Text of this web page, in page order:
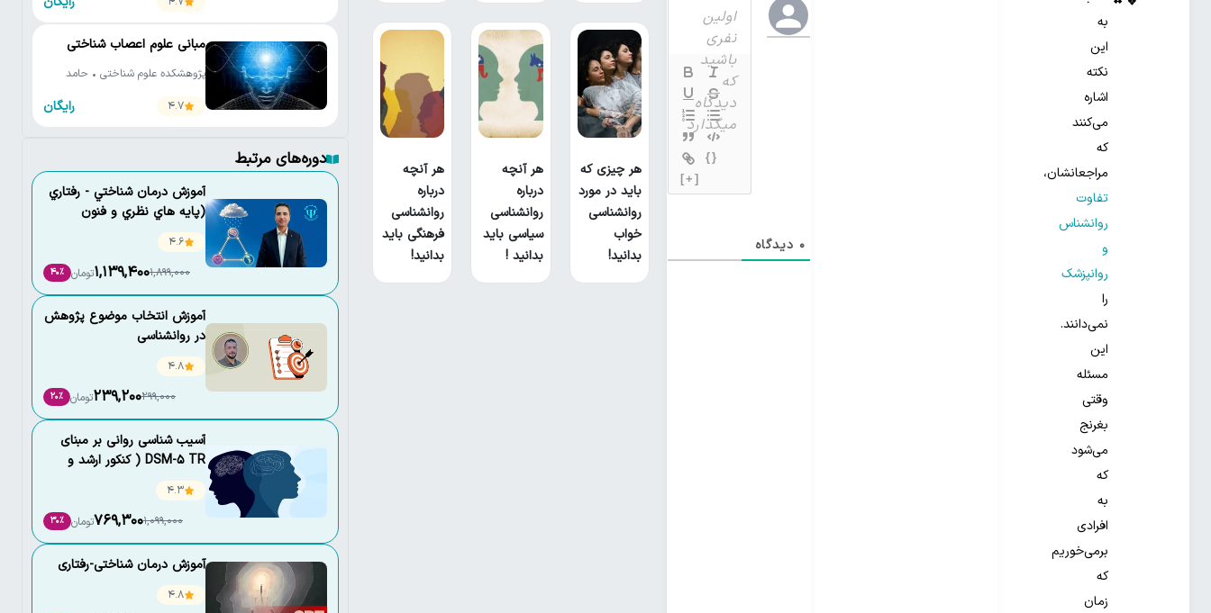
به
این
نکته
اشاره
می‌کنند
که
مراجعانشان،
تفاوت
روانشناس
و
روانپزشک
را
نمی‌دانند.
این
مسئله
وقتی
بغرنج
می‌شود
که
به
افرادی
برمی‌خوریم
که
زمان
{}
[+]
0 دیدگاه
هر چیزی که
باید در مورد
روانشناسی
خواب
بدانید!
هر آنچه
درباره
روانشناسی
سیاسی باید
بدانید !
هر آنچه
درباره
روانشناسی
فرهنگی باید
بدانید!
مبانی علوم اعصاب شناختی
پژوهشکده علوم شناختی • حامد
4.7
رایگان
دوره‌های مرتبط
آموزش درمان شناختي - رفتاري
(پايه هاي نظري و فنون
4.6
1,899,000
1,139,400تومان 40٪
آموزش انتخاب موضوع پژوهش
در روانشناسی
4.8
299,000
239,200تومان 20٪
آسیب شناسی روانی بر مبنای
DSM-5 TR ( کنکور ارشد و
4.3
1,099,000
769,300تومان 30٪
آموزش درمان شناختی-رفتاری
4.8